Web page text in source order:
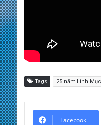
Tags 25 năm Linh
Facebook